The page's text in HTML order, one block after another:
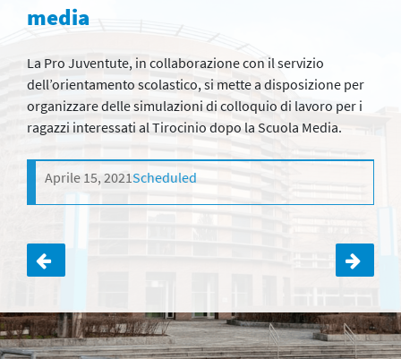
media
La Pro Juventute, in collaborazione con il servizio
dell’orientamento scolastico, si mette a disposizione per
organizzare delle simulazioni di colloquio di lavoro per i
ragazzi interessati al Tirocinio dopo la Scuola Media.
Aprile 15, 2021Scheduled
Navigazione
articoli